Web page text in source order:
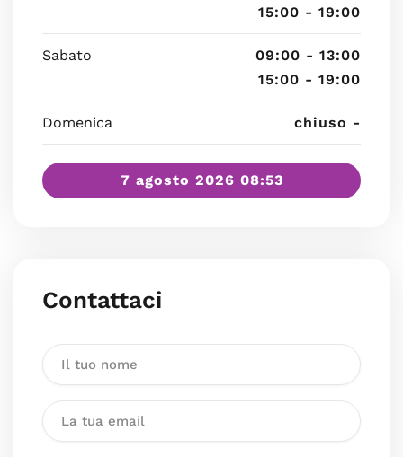
15:00 - 19:00
Sabato
09:00 - 13:00
15:00 - 19:00
Domenica chiuso -
7 agosto 2026 08:53
Contattaci